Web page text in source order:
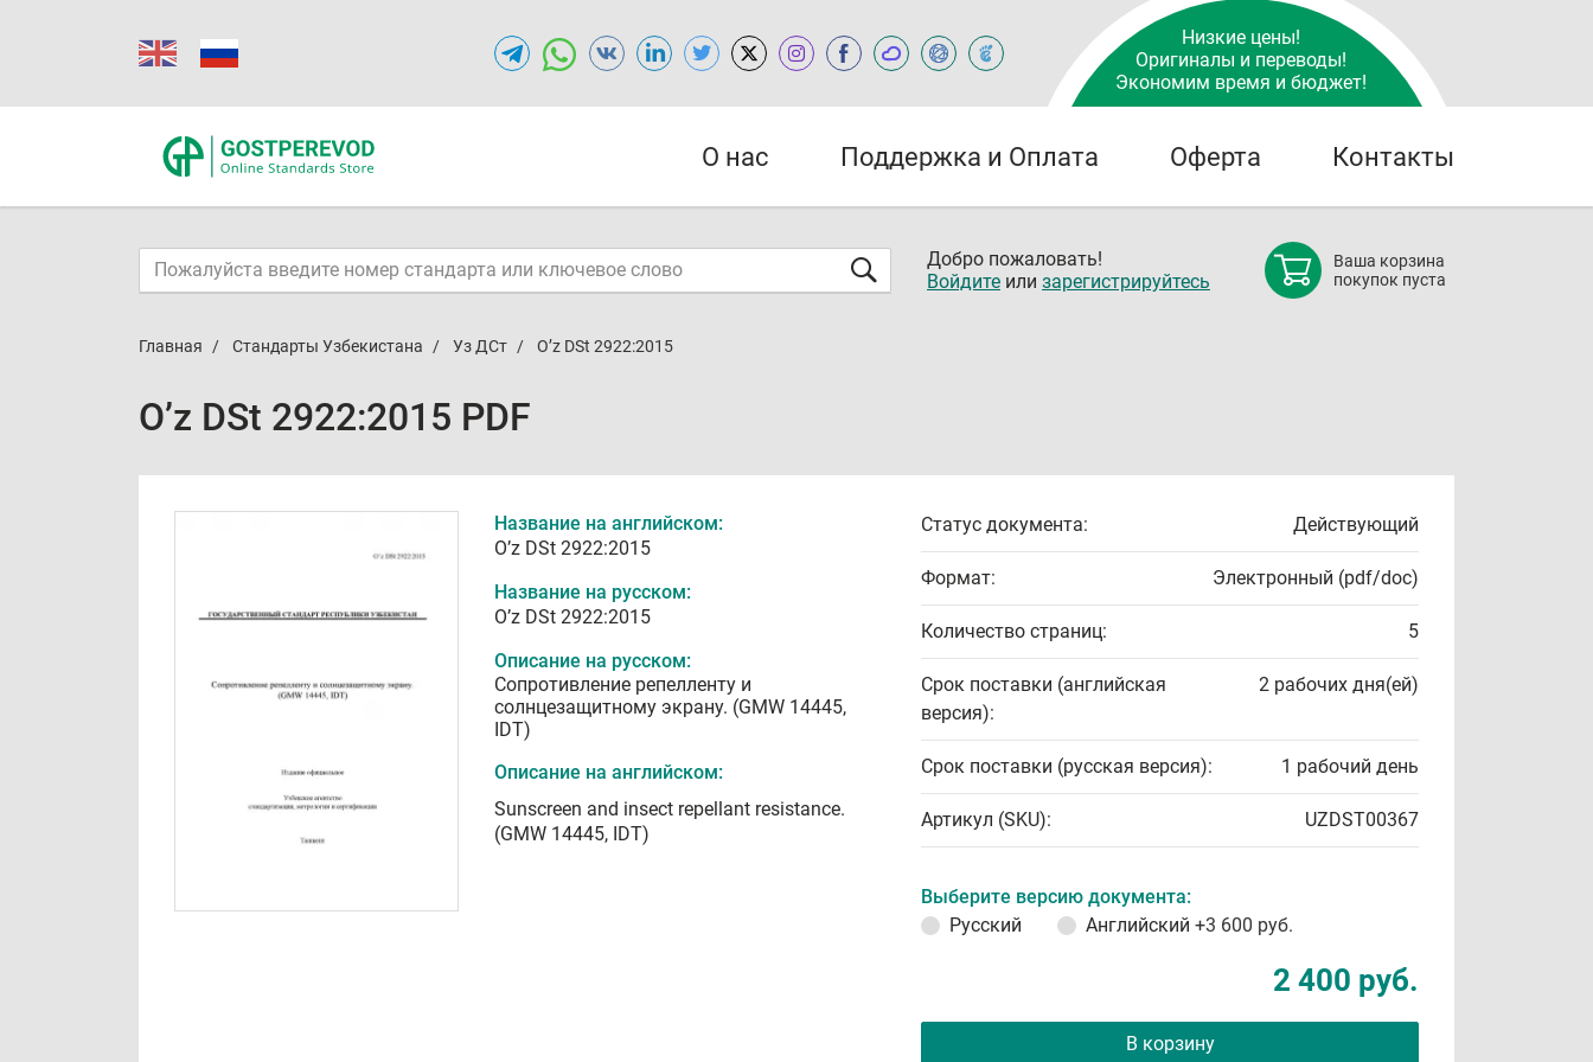
Низкие цены!
Оригиналы и переводы!
Экономим время и бюджет!
О нас Поддержка и Оплата Оферта Контакты
Добро пожаловать!
Войдите или зарегистрируйтесь
Ваша корзина
покупок пуста
Главная Стандарты Узбекистана Уз ДСт O’z DSt 2922:2015
O’z DSt 2922:2015 PDF
Название на английском:
O’z DSt 2922:2015
Название на русском:
O’z DSt 2922:2015
Описание на русском:
Сопротивление репелленту и
солнцезащитному экрану. (GMW 14445,
IDT)
Описание на английском:
Sunscreen and insect repellant resistance.
(GMW 14445, IDT)
Статус документа: Действующий
Формат: Электронный (pdf/doc)
Количество страниц: 5
Срок поставки (английская
версия):
2 рабочих дня(ей)
Срок поставки (русская версия): 1 рабочий день
Артикул (SKU): UZDST00367
Выберите версию документа:
Русский
Английский +3 600 руб.
2 400 руб.
В корзину